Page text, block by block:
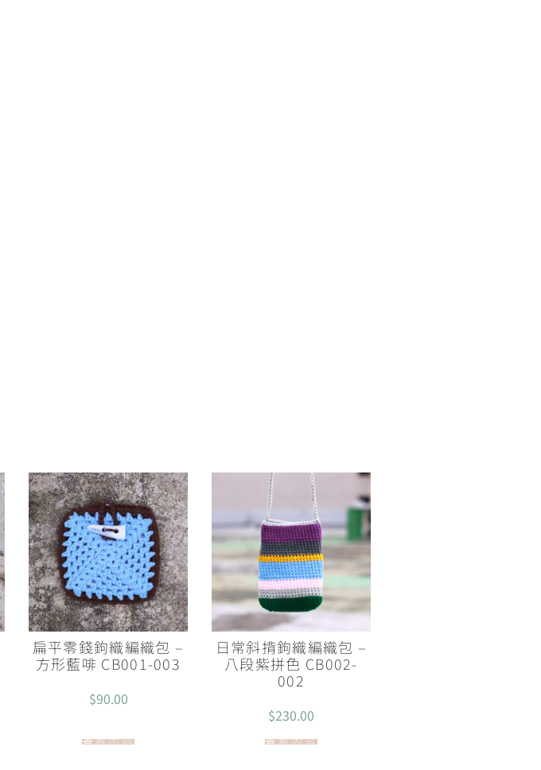
扁平零錢鉤織編織包 –
方形藍啡 CB001-003
$90.00
查看內容
日常斜揹鉤織編織包 –
八段紫拼色 CB002-
002
$230.00
查看內容